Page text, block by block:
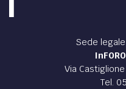
Sede
Via
Tel.